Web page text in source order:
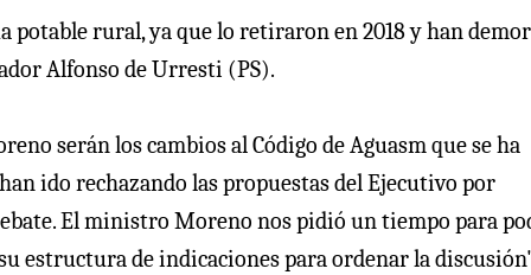
rural, ya que lo retiraron en 2018 y han
Alfonso de Urresti (PS).
serán los cambios al Código de Aguasm que se ha
ido rechazando las propuestas del Ejecutivo por
El ministro Moreno nos pidió un tiempo para
estructura de indicaciones para ordenar la